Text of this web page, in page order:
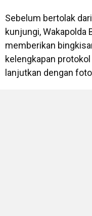
Sebelum bertolak
kunjungi, Wakapolda
memberikan
kelengkapan
lanjutkan dengan